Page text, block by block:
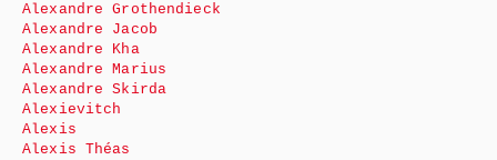
Alexandre Grothendieck
Alexandre Jacob
Alexandre Kha
Alexandre Marius
Alexandre Skirda
Alexievitch
Alexis
Alexis Théas